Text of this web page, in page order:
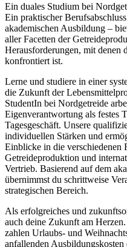
Ein duales Studium bei
Ein praktischer
akademischen Ausbildung –
aller Facetten der
Herausforderungen, mit denen
konfrontiert ist.
Lerne und studiere in einer
die Zukunft der
StudentIn bei Nordgetreide
Eigenverantwortung als festes
Tagesgeschäft. Unsere
individuellen Stärken und
Einblicke in die verschiedenen
Getreideproduktion und
Vertrieb. Basierend auf dem
übernimmst du schrittweise
strategischen Bereich.
Als erfolgreiches und
auch deine Zukunft am
zahlen Urlaubs- und
anfallenden